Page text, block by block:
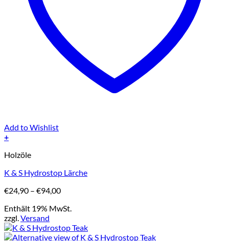
Add to Wishlist
+
Produkt
mehrere
auf.
Die
Optionen
können
auf
Holzöle
K & S Hydrostop Lärche
€24,90 – €94,00Preisspanne:
bis
Enthält 19% MwSt.
zzgl.Versand